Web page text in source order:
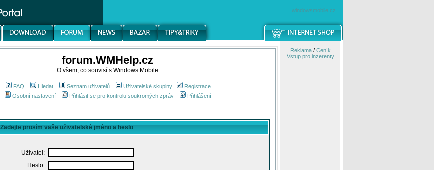
windowsmobile.cz
forum.WMHelp.cz
O všem, co souvisí s Windows Mobile
FAQ Hledat Seznam uživatelů Uživatelské skupiny
Registrace
Osobní nastavení
Přihlásit se pro kontrolu soukromých zpráv Přihlášení
Zadejte prosím vaše uživatelské jméno a heslo
Uživatel:
Heslo:
Reklama/ Ceník
Vstup pro inzerenty